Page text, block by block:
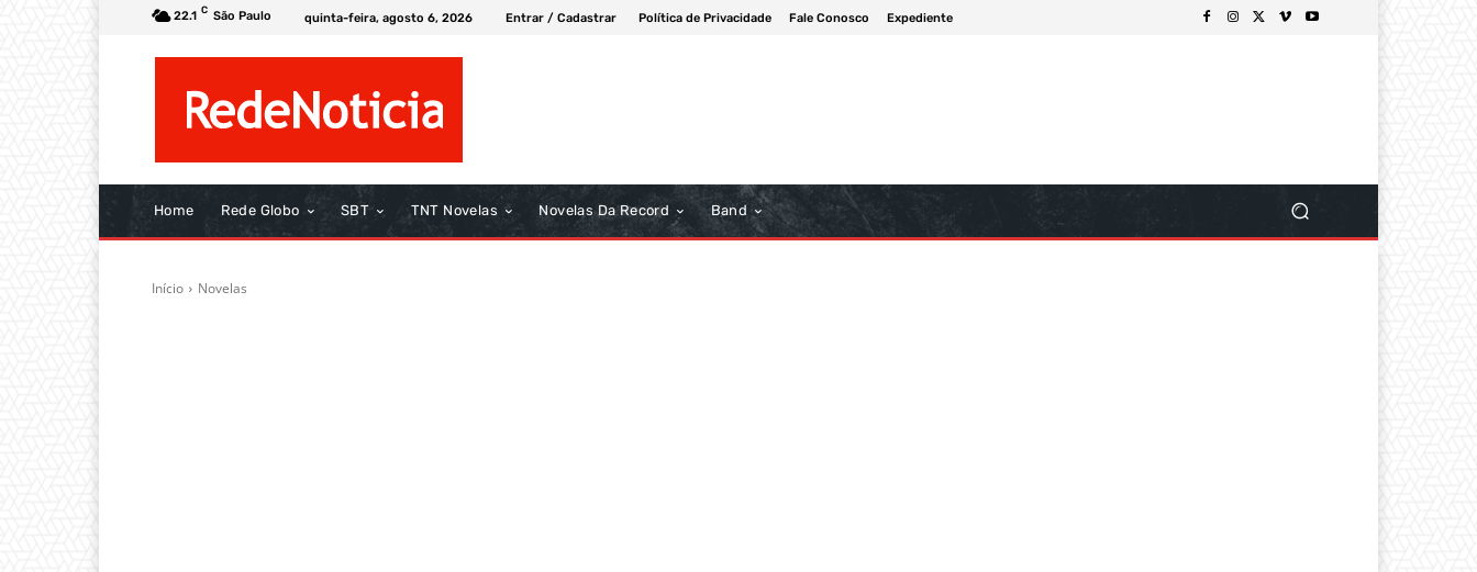
22.1 C São Paulo quinta-feira, agosto 6, 2026 Entrar / Cadastrar Política de Privacidade Fale Conosco Expediente
Home Rede Globo SBT TNT Novelas Novelas Da Record Band
Início Novelas